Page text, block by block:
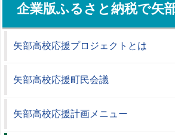
企業版ふるさと納税で矢
矢部高校応援プロジェクトとは
矢部高校応援町民会議
矢部高校応援計画メニュー